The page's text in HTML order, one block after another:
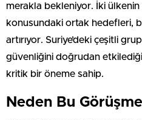
merakla bekleniyor. İki
konusundaki ortak hedefleri,
artırıyor. Suriye’deki çeşitli
güvenliğini doğrudan
kritik bir öneme sahip.
Neden Bu